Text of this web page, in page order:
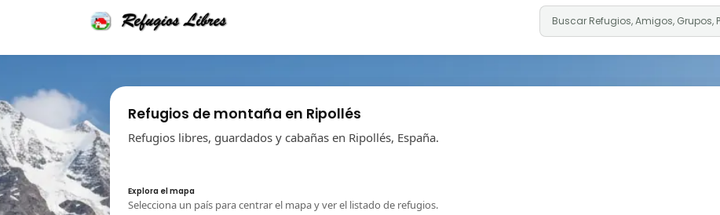
Refugios de montaña en Ripollés
Refugios libres, guardados y cabañas en Ripollés, España.
Explora el mapa
Selecciona un país para centrar el mapa y ver el listado de refugios.